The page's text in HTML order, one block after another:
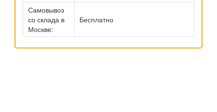
Самовывоз
со склада в
Москве:
Бесплатно